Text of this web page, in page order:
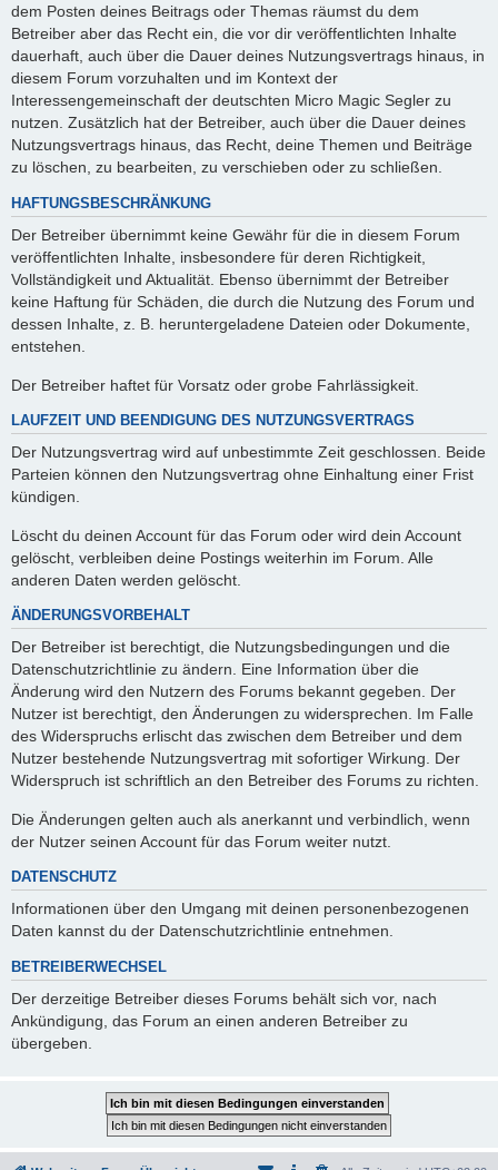
dem Posten deines Beitrags oder Themas räumst du dem
Betreiber aber das Recht ein, die vor dir veröffentlichten Inhalte
dauerhaft, auch über die Dauer deines Nutzungsvertrags hinaus, in
diesem Forum vorzuhalten und im Kontext der
Interessengemeinschaft der deutschten Micro Magic Segler zu
nutzen. Zusätzlich hat der Betreiber, auch über die Dauer deines
Nutzungsvertrags hinaus, das Recht, deine Themen und Beiträge
zu löschen, zu bearbeiten, zu verschieben oder zu schließen.
HAFTUNGSBESCHRÄNKUNG
Der Betreiber übernimmt keine Gewähr für die in diesem Forum
veröffentlichten Inhalte, insbesondere für deren Richtigkeit,
Vollständigkeit und Aktualität. Ebenso übernimmt der Betreiber
keine Haftung für Schäden, die durch die Nutzung des Forum und
dessen Inhalte, z. B. heruntergeladene Dateien oder Dokumente,
entstehen.
Der Betreiber haftet für Vorsatz oder grobe Fahrlässigkeit.
LAUFZEIT UND BEENDIGUNG DES NUTZUNGSVERTRAGS
Der Nutzungsvertrag wird auf unbestimmte Zeit geschlossen. Beide
Parteien können den Nutzungsvertrag ohne Einhaltung einer Frist
kündigen.
Löscht du deinen Account für das Forum oder wird dein Account
gelöscht, verbleiben deine Postings weiterhin im Forum. Alle
anderen Daten werden gelöscht.
ÄNDERUNGSVORBEHALT
Der Betreiber ist berechtigt, die Nutzungsbedingungen und die
Datenschutzrichtlinie zu ändern. Eine Information über die
Änderung wird den Nutzern des Forums bekannt gegeben. Der
Nutzer ist berechtigt, den Änderungen zu widersprechen. Im Falle
des Widerspruchs erlischt das zwischen dem Betreiber und dem
Nutzer bestehende Nutzungsvertrag mit sofortiger Wirkung. Der
Widerspruch ist schriftlich an den Betreiber des Forums zu richten.
Die Änderungen gelten auch als anerkannt und verbindlich, wenn
der Nutzer seinen Account für das Forum weiter nutzt.
DATENSCHUTZ
Informationen über den Umgang mit deinen personenbezogenen
Daten kannst du der Datenschutzrichtlinie entnehmen.
BETREIBERWECHSEL
Der derzeitige Betreiber dieses Forums behält sich vor, nach
Ankündigung, das Forum an einen anderen Betreiber zu
übergeben.